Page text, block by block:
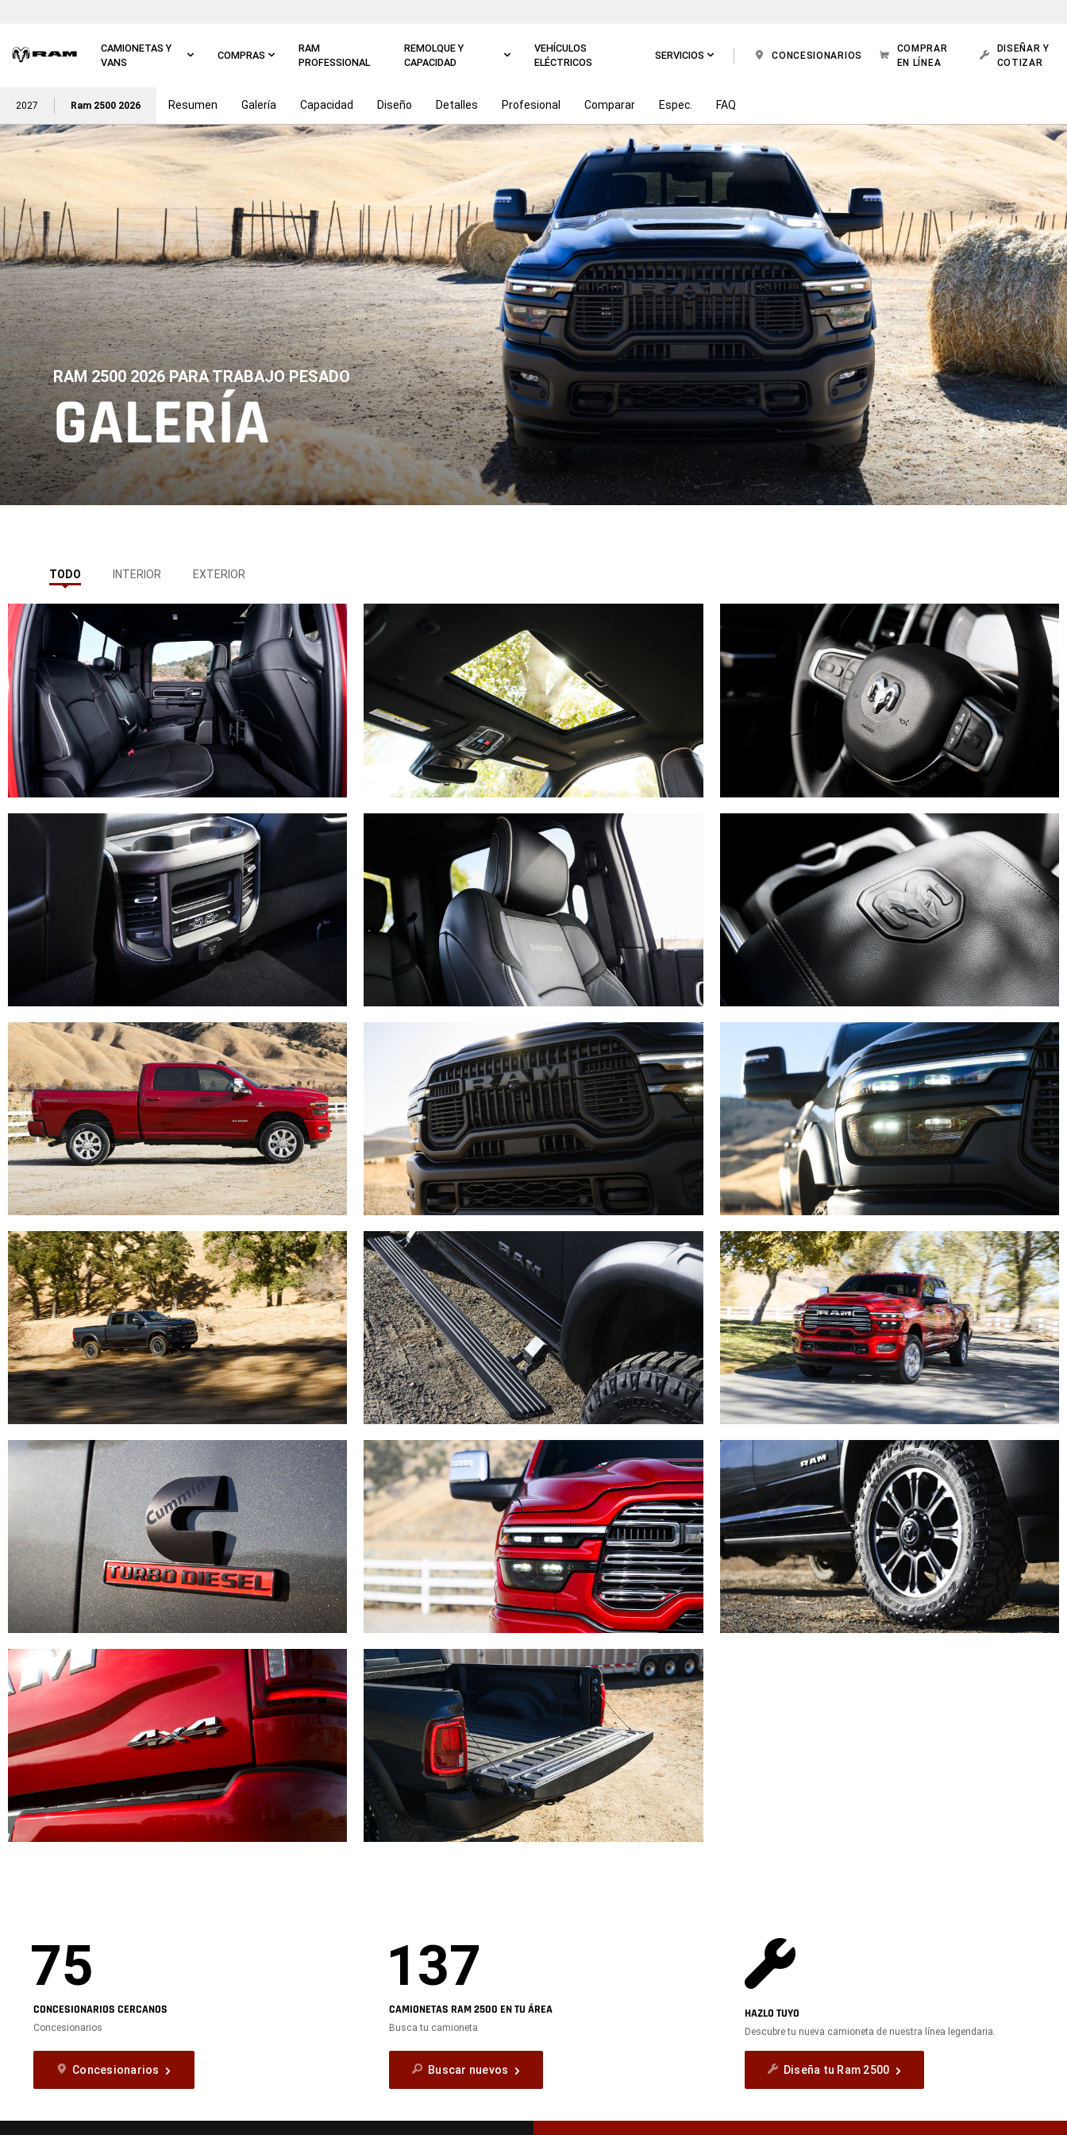
CAMIONETAS Y
VANS
COMPRAS
RAM
PROFESSIONAL
REMOLQUE Y
CAPACIDAD
VEHÍCULOS
ELÉCTRICOS
SERVICIOS CONCESIONARIOS
COMPRAR
EN LÍNEA
DISEÑAR Y
COTIZAR
principal
2027 Ram 2500 2026 Resumen Galería Capacidad Diseño Detalles Profesional Comparar Espec. FAQ
RAM 2500 2026 PARA TRABAJO PESADO
,GALERÍA
,
TODO INTERIOR EXTERIOR
75
CONCESIONARIOS CERCANOS
Concesionarios
Concesionarios
137
CAMIONETAS RAM 2500 EN TU ÁREA
Busca tu camioneta
Buscar nuevos
HAZLO TUYO
Descubre tu nueva camioneta de nuestra línea legendaria.
Diseña tu Ram 2500